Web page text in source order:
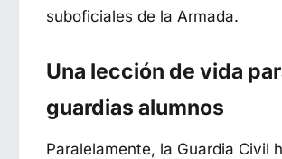
suboficiales de la Armada.
Una lección de vida
guardias alumnos
Paralelamente, la Guardia Civil